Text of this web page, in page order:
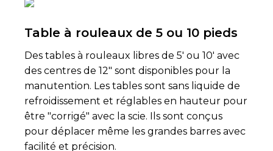
Table à rouleaux de 5 ou 10 pieds
Des tables à rouleaux libres de 5' ou 10' avec
des centres de 12" sont disponibles pour la
manutention. Les tables sont sans liquide de
refroidissement et réglables en hauteur pour
être "corrigé" avec la scie. Ils sont conçus
pour déplacer même les grandes barres avec
facilité et précision.